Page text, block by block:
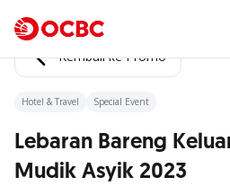
Kembali ke Promo
Hotel & Travel Special Event
Lebaran Bareng
Mudik Asyik 2023